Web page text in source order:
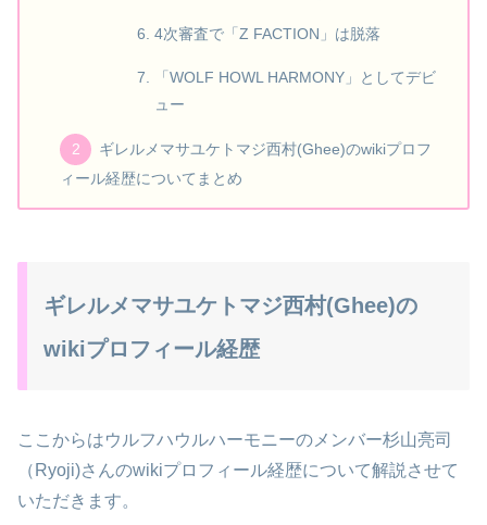
4次審査で「Z FACTION」は脱落
「WOLF HOWL HARMONY」としてデビ
ュー
ギレルメマサユケトマジ西村(Ghee)のwikiプロフ
ィール経歴についてまとめ
ギレルメマサユケトマジ西村(Ghee)の
wikiプロフィール経歴
ここからはウルフハウルハーモニーのメンバー杉山亮司
（Ryoji)さんのwikiプロフィール経歴について解説させて
いただきます。